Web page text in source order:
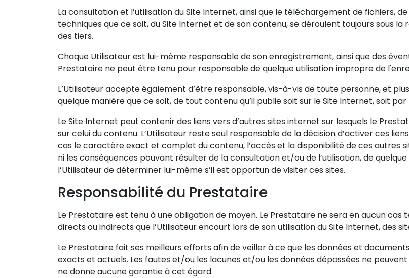
La consultation et l’utilisation du Site Internet, ainsi que le téléchargement de fichiers,
techniques que ce soit, du Site Internet et de son contenu, se déroulent toujours sous
des tiers.
Chaque Utilisateur est lui-même responsable de son enregistrement, ainsi que des
Prestataire ne peut être tenu pour responsable de quelque utilisation impropre de
L’Utilisateur accepte également d’être responsable, vis-à-vis de toute personne, et
quelque manière que ce soit, de tout contenu qu’il publie soit sur le Site Internet, soit
Le Site Internet peut contenir des liens vers d’autres sites internet sur lesquels le
sur celui du contenu. L’Utilisateur reste seul responsable de la décision d’activer ces
cas le caractère exact et complet du contenu, l’accès et la disponibilité de ces autres
ni les conséquences pouvant résulter de la consultation et/ou de l’utilisation, de
l’Utilisateur de déterminer lui-même s’il est opportun de visiter ces sites.
Responsabilité du Prestataire
Le Prestataire est tenu à une obligation de moyen. Le Prestataire ne sera en aucun
directs ou indirects que l’Utilisateur encourt lors de son utilisation du Site Internet, des
Le Prestataire fait ses meilleurs efforts afin de veiller à ce que les données et
exacts et actuels. Les fautes et/ou les lacunes et/ou les données dépassées ne
ne donne aucune garantie à cet égard.